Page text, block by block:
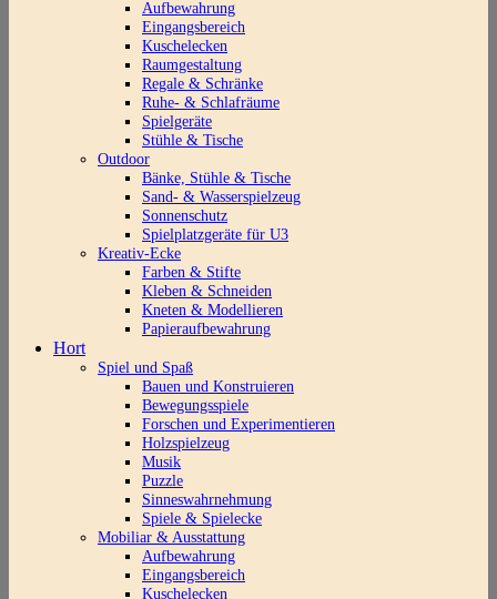
Aufbewahrung
Eingangsbereich
Kuschelecken
Raumgestaltung
Regale & Schränke
Ruhe- & Schlafräume
Spielgeräte
Stühle & Tische
Outdoor
Bänke, Stühle & Tische
Sand- & Wasserspielzeug
Sonnenschutz
Spielplatzgeräte für U3
Kreativ-Ecke
Farben & Stifte
Kleben & Schneiden
Kneten & Modellieren
Papieraufbewahrung
Hort
Spiel und Spaß
Bauen und Konstruieren
Bewegungsspiele
Forschen und Experimentieren
Holzspielzeug
Musik
Puzzle
Sinneswahrnehmung
Spiele & Spielecke
Mobiliar & Ausstattung
Aufbewahrung
Eingangsbereich
Kuschelecken